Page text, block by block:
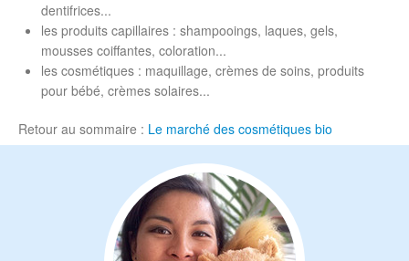
dentifrices...
les produits capillaires : shampooings, laques, gels,
mousses coiffantes, coloration...
les cosmétiques : maquillage, crèmes de soins, produits
pour bébé, crèmes solaires...
Retour au sommaire : Le marché des cosmétiques bio